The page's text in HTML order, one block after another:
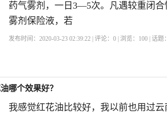
药气雾剂，一日3—5次。凡遇较重闭
雾剂保险液，若
发布时间：2020-03-23 02:39:22 | 评论：0 | 浏览： 100 | 话题：
哪个效果好？
我感觉红花油比较好，我以前也用过